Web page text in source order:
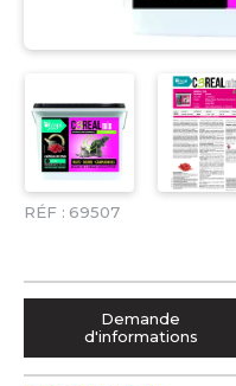
RÉF : 69507
Demande
d'informations